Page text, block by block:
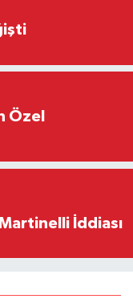
Özel
İddiası